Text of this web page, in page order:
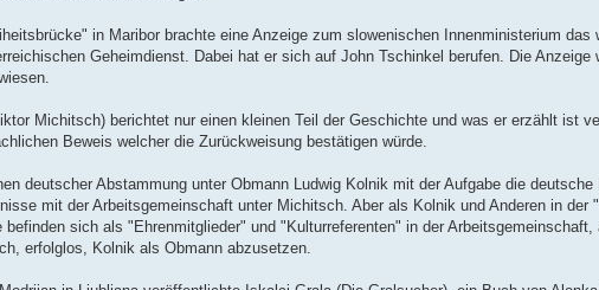
in Maribor brachte eine Anzeige zum slowenischen Innenministerium das
Geheimdienst. Dabei hat er sich auf John Tschinkel berufen. Die Anzeige
Michitsch) berichtet nur einen kleinen Teil der Geschichte und was er erzählt ist
Beweis welcher die Zurückweisung bestätigen würde.
deutscher Abstammung unter Obmann Ludwig Kolnik mit der Aufgabe die
mit der Arbeitsgemeinschaft unter Michitsch. Aber als Kolnik und Anderen in der
sich als "Ehrenmitglieder" und "Kulturreferenten" in der Arbeitsgemeinschaft,
erfolglos, Kolnik als Obmann abzusetzen.